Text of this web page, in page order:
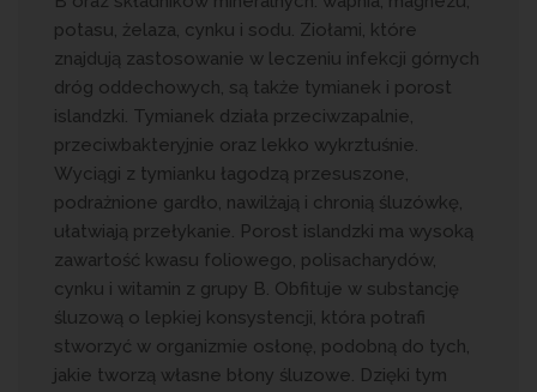
potasu, żelaza, cynku i sodu. Ziołami, które
znajdują zastosowanie w leczeniu infekcji górnych
dróg oddechowych, są także tymianek i porost
islandzki. Tymianek działa przeciwzapalnie,
przeciwbakteryjnie oraz lekko wykrztuśnie.
Wyciągi z tymianku łagodzą przesuszone,
podrażnione gardło, nawilżają i chronią śluzówkę,
ułatwiają przełykanie. Porost islandzki ma wysoką
zawartość kwasu foliowego, polisacharydów,
cynku i witamin z grupy B. Obfituje w substancję
śluzową o lepkiej konsystencji, która potrafi
stworzyć w organizmie osłonę, podobną do tych,
jakie tworzą własne błony śluzowe. Dzięki tym